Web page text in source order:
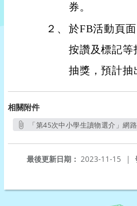
券。
２、 於FB活動頁
按讚及標記等
抽獎，預計抽
相關附件
「第45次中小學生讀物選介」網
最後更新日期： 2023-11-15
|